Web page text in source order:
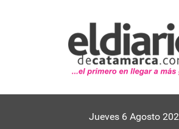
Jueves 6 Agosto